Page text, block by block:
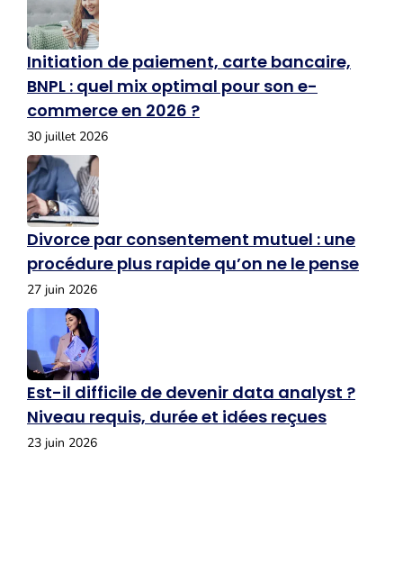
Initiation de paiement, carte bancaire,
BNPL : quel mix optimal pour son e-
commerce en 2026 ?
30 juillet 2026
Divorce par consentement mutuel : une
procédure plus rapide qu’on ne le pense
27 juin 2026
Est-il difficile de devenir data analyst ?
Niveau requis, durée et idées reçues
23 juin 2026